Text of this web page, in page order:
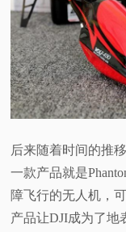
后来随着时间的推
一款产品就是
障飞行的无人机，
产品让DJI成为了地